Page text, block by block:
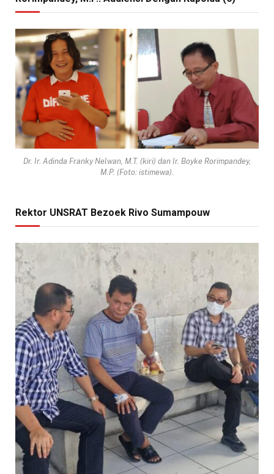
Dr. Ir. Adinda Franky Nelwan, M.T. (kiri) dan Ir. Boyke Rorimpandey,
M.P. (Foto: istimewa).
Rektor UNSRAT Bezoek Rivo Sumampouw